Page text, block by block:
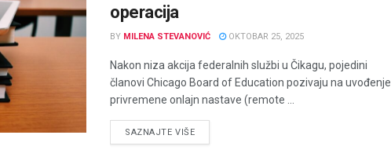
operacija
BY MILENA STEVANOVIĆ OKTOBAR 25, 2025
Nakon niza akcija federalnih službi u Čikagu, pojedini
članovi Chicago Board of Education pozivaju na uvođenje
privremene onlajn nastave (remote ...
SAZNAJTE VIŠEDETAILS